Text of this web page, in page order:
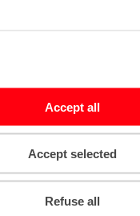
Accept all
Accept selected
Refuse all
Niet voorraadhoudend -
Leidinginvoerhulpstuk
2139 W-53
2CKA001761A1491